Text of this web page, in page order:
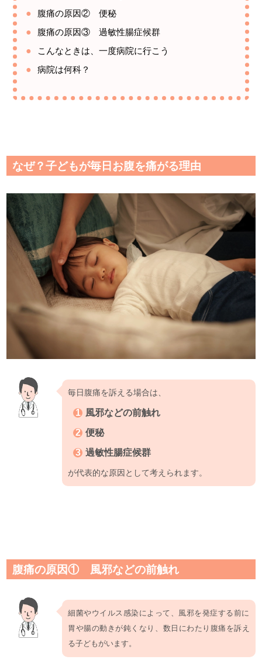
腹痛の原因② 便秘
腹痛の原因③ 過敏性腸症候群
こんなときは、一度病院に行こう
病院は何科？
なぜ？子どもが毎日お腹を痛がる理由
毎日腹痛を訴える場合は、
風邪などの前触れ
便秘
過敏性腸症候群
が代表的な原因として考えられます。
腹痛の原因① 風邪などの前触れ
細菌やウイルス感染によって、風邪を発症する前に
胃や腸の動きが鈍くなり、数日にわたり腹痛を訴え
る子どもがいます。